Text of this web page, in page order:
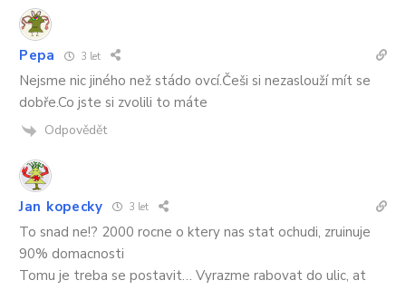
Pepa 3 let
Nejsme nic jiného než stádo ovcí.Češi si nezaslouží mít se
dobře.Co jste si zvolili to máte
Odpovědět
Jan kopecky 3 let
To snad ne!? 2000 rocne o ktery nas stat ochudi, zruinuje
90% domacnosti
Tomu je treba se postavit… Vyrazme rabovat do ulic, at